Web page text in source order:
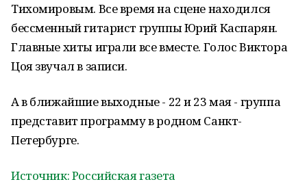
Тихомировым. Все время на сцене находился
бессменный гитарист группы Юрий Каспарян.
Главные хиты играли все вместе. Голос Виктора
Цоя звучал в записи.
А в ближайшие выходные - 22 и 23 мая - группа
представит программу в родном Санкт-
Петербурге.
Источник: Российская газета